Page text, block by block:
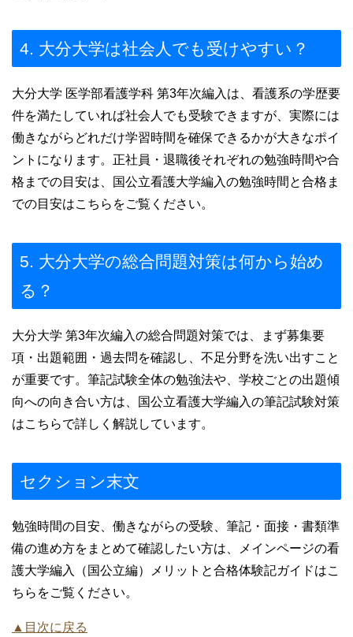
4. 大分大学は社会人でも受けやすい？
大分大学 医学部看護学科 第3年次編入は、看護系の学歴要
件を満たしていれば社会人でも受験できますが、実際には
働きながらどれだけ学習時間を確保できるかが大きなポイ
ントになります。正社員・退職後それぞれの勉強時間や合
格までの目安は、国公立看護大学編入の勉強時間と合格ま
での目安はこちらをご覧ください。
5. 大分大学の総合問題対策は何から始め
る？
大分大学 第3年次編入の総合問題対策では、まず募集要
項・出題範囲・過去問を確認し、不足分野を洗い出すこと
が重要です。筆記試験全体の勉強法や、学校ごとの出題傾
向への向き合い方は、国公立看護大学編入の筆記試験対策
はこちらで詳しく解説しています。
セクション末文
勉強時間の目安、働きながらの受験、筆記・面接・書類準
備の進め方をまとめて確認したい方は、メインページの看
護大学編入（国公立編）メリットと合格体験記ガイドはこ
ちらをご覧ください。
▲目次に戻る